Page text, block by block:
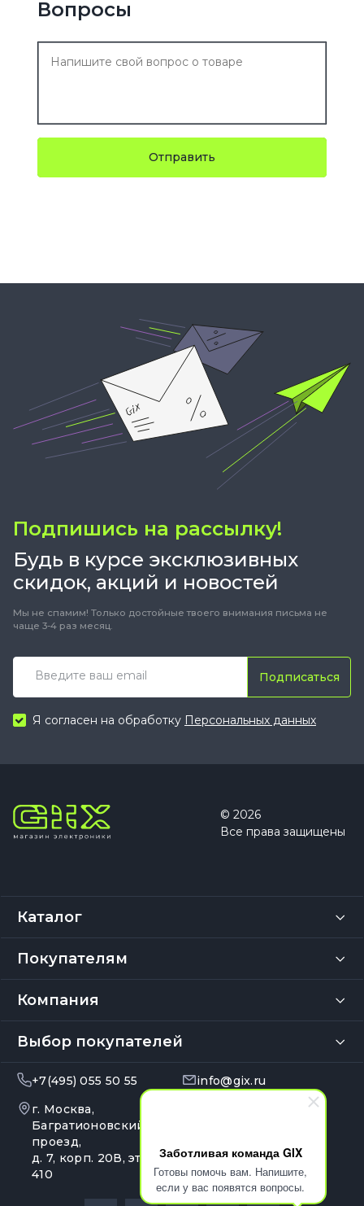
Заботливая команда GIX
Готовы помочь вам. Напишите,
если у вас появятся вопросы.
Вопросы
Отправить
Подпишись на рассылку!
Будь в курсе эксклюзивных
скидок, акций и новостей
Мы не спамим! Только достойные твоего внимания письма не
чаще 3-4 раз месяц.
Подписаться
Я согласен на обработку Персональных данных
© 2026
Все права защищены
Каталог
Покупателям
Компания
Выбор покупателей
+7(495) 055 50 55
info@gix.ru
г. Москва,
Багратионовский
проезд,
д. 7, корп. 20В, эт. 4, оф.
410